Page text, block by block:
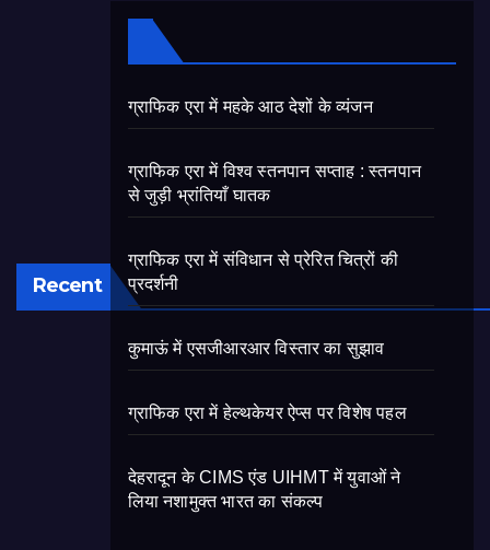
Recent
ग्राफिक एरा में महके आठ देशों के व्यंजन
ग्राफिक एरा में विश्व स्तनपान सप्ताह : स्तनपान
से जुड़ी भ्रांतियाँ घातक
ग्राफिक एरा में संविधान से प्रेरित चित्रों की
प्रदर्शनी
कुमाऊं में एसजीआरआर विस्तार का सुझाव
ग्राफिक एरा में हेल्थकेयर ऐप्स पर विशेष पहल
देहरादून के CIMS एंड UIHMT में युवाओं ने
लिया नशामुक्त भारत का संकल्प